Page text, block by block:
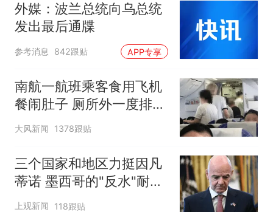
外媒：波兰总统向乌总统
发出最后通牒
参考消息 842跟贴 APP专享
南航一航班乘客食用飞机
餐闹肚子 厕所外一度排长
队
大风新闻 1378跟贴
三个国家和地区力挺因凡
蒂诺 墨西哥的"反水"耐人
寻味
上观新闻 118跟贴